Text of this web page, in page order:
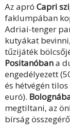
Az apró Capri
faklumpában
Adriai-tenger
kutyákat
tűzijáték
Positanóbana
engedélyezett
és hétvégén
euró).
megtiltani, az
bírság